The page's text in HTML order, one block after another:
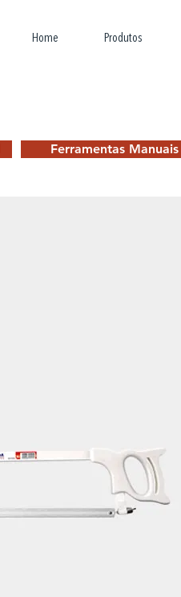
Home Produtos
Ferramentas Manuais